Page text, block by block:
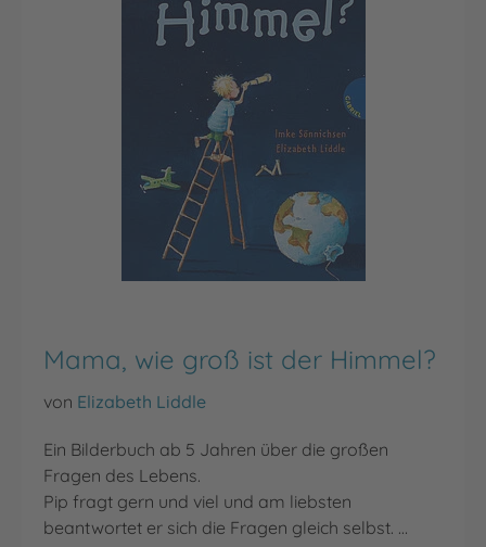
Mama, wie groß ist der Himmel?
von Elizabeth Liddle
Ein Bilderbuch ab 5 Jahren über die großen
Fragen des Lebens.
Pip fragt gern und viel und am liebsten
beantwortet er sich die Fragen gleich selbst. …